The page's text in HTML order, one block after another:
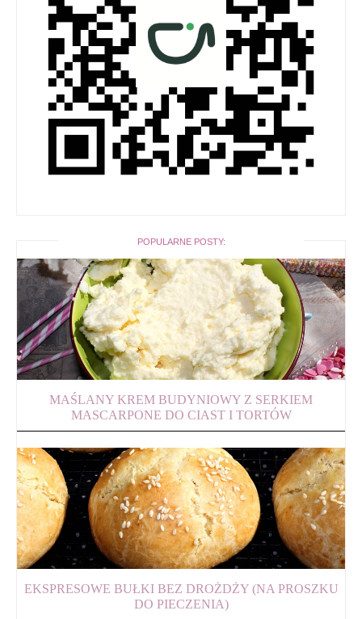
POPULARNE POSTY:
MAŚLANY KREM BUDYNIOWY Z SERKIEM
MASCARPONE DO CIAST I TORTÓW
EKSPRESOWE BUŁKI BEZ DROŻDŻY (NA PROSZKU
DO PIECZENIA)